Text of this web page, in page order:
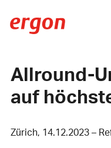
Allround-
auf
Zürich, 14.12.2023 –